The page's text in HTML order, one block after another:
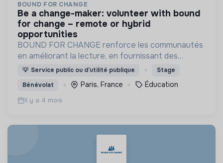
BOUND FOR CHANGE
be a change-maker: volunteer with bound
for change – remote or hybrid
opportunities
BOUND FOR CHANGE renforce les communautés
en améliorant la lecture, en fournissant des
ressources et outils numériques, en soutenant les
enseignants et en créant des partenariats
durables.
💡 Service public ou d’utilité publique
Stage
Bénévolat
Paris, France Éducation
Il y a 4 mois